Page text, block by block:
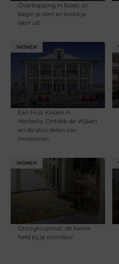
Overkapping in fases: zo
begin je slim en breid je
later uit
WONEN
Een Huis Kopen in
Marbella: Ontdek de Wijken
en de Voordelen van
Investeren
WONEN
Droogloopmat: de kleine
held bij je voordeur